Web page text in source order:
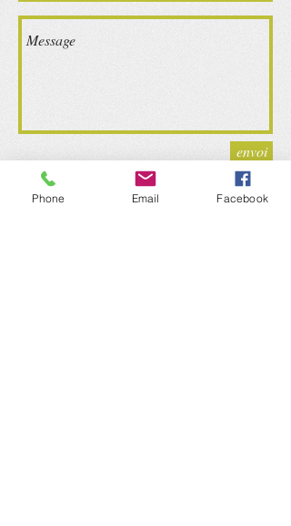
envoi
Phone Email Facebook